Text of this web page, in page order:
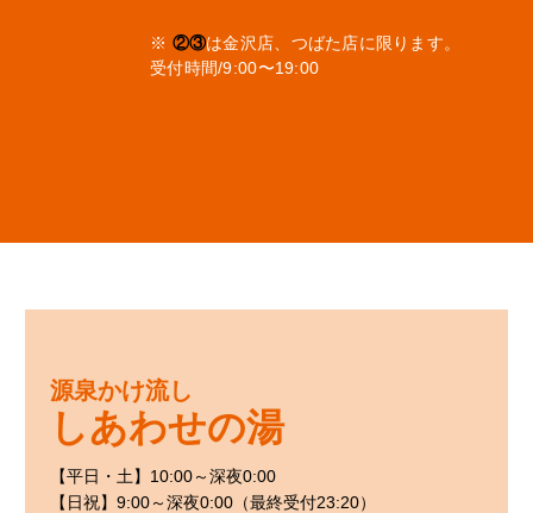
※ ②③は金沢店、つばた店に限ります。
受付時間/9:00〜19:00
源泉かけ流し
しあわせの湯
【平日・土】10:00～深夜0:00
【日祝】9:00～深夜0:00（最終受付23:20）